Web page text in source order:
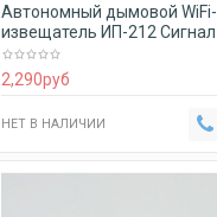
Автономный дымовой WiFi-
извещатель ИП-212 Сигнал
П-3
2,290руб
НЕТ В НАЛИЧИИ